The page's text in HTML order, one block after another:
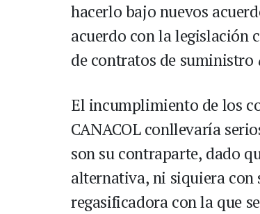
hacerlo bajo nuevos
acuerdo con la legislación
de contratos de suministro
El incumplimiento de los
CANACOL conllevaría
son su contraparte, dado
alternativa, ni siquiera
regasificadora con la que